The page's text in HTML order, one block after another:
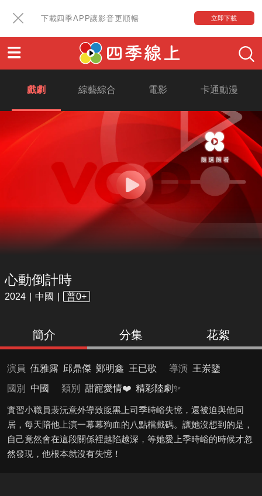
下載四季APP讓影音更順暢 立即下載
戲劇 綜藝綜合 電影 卡通動漫
心動倒計時
2024 中國 普0+
簡介 分集 花絮
演員 伍雅露 邱鼎傑 鄭明鑫 王已歌 導演 王岽鑒
國別
中國 類別 甜寵愛情❤️ 精彩陸劇✨
實習小職員裴沅意外導致腹黑上司季時峪失憶，還被迫與他同
居，每天陪他上演一幕幕狗血的八點檔戲碼。讓她沒想到的是，
自己竟然會在這段關係裡越陷越深，等她愛上季時峪的時候才忽
然發現，他根本就沒有失憶！